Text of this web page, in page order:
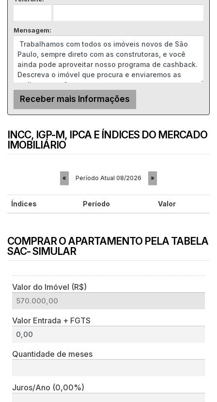
Mensagem:
INCC, IGP-M, IPCA E ÍNDICES DO MERCADO
IMOBILIÁRIO
« Período Atual 08/2026 »
Índices Período Valor
COMPRAR O APARTAMENTO PELA TABELA
SAC- SIMULAR
Valor do Imóvel (R$)
Valor Entrada + FGTS
Quantidade de meses
Juros/Ano (0,00%)